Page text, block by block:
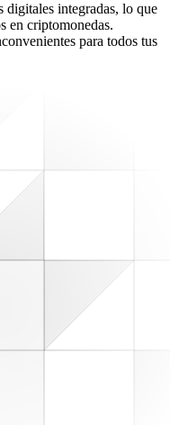
digitales integradas, lo que
en criptomonedas.
para todos tus